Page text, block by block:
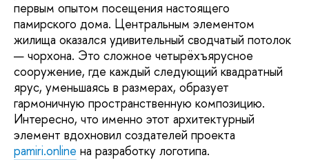
первым опытом посещения настоящего
памирского дома. Центральным элементом
жилища оказался удивительный сводчатый потолок
— чорхона. Это сложное четырёхъярусное
сооружение, где каждый следующий квадратный
ярус, уменьшаясь в размерах, образует
гармоничную пространственную композицию.
Интересно, что именно этот архитектурный
элемент вдохновил создателей проекта
pamiri.online на разработку логотипа.